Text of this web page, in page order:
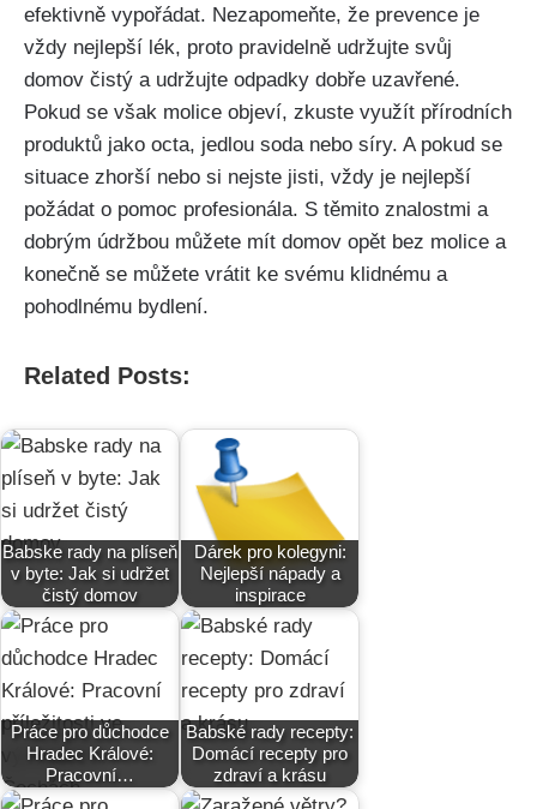
efektivně vypořádat. Nezapomeňte, že prevence je
vždy nejlepší lék, proto pravidelně udržujte svůj
domov ⁤čistý a udržujte odpadky dobře uzavřené.
Pokud se však molice objeví, zkuste využít přírodních
produktů jako octa, jedlou soda nebo ⁣síry. A pokud se
⁣situace zhorší nebo si nejste jisti, ​vždy je⁤ nejlepší
požádat o pomoc profesionála. S těmito znalostmi a
dobrým údržbou ⁢můžete mít domov opět​ bez​ molice a
konečně se můžete vrátit ke svému klidnému a
pohodlnému ⁤bydlení.
Related Posts:
Babske rady na plíseň
v byte: Jak si udržet
čistý domov
Dárek pro kolegyni:
Nejlepší nápady a
inspirace
Práce pro důchodce
Hradec Králové:
Pracovní…
Babské rady recepty:
Domácí recepty pro
zdraví a krásu